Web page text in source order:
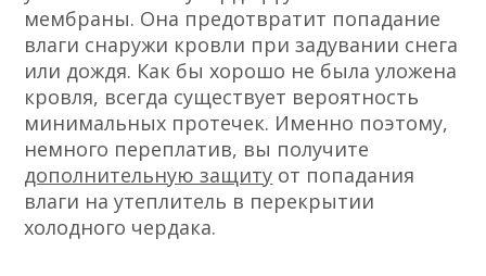
мембраны. Она предотвратит попадание
влаги снаружи кровли при задувании снега
или дождя. Как бы хорошо не была уложена
кровля, всегда существует вероятность
минимальных протечек. Именно поэтому,
немного переплатив, вы получите
дополнительную защиту от попадания
влаги на утеплитель в перекрытии
холодного чердака.